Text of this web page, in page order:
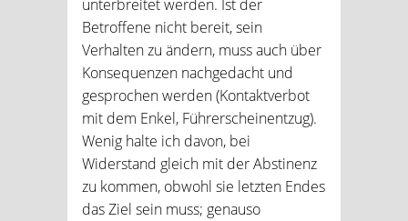
unterbreitet werden. Ist der
Betroffene nicht bereit, sein
Verhalten zu ändern, muss auch über
Konsequenzen nachgedacht und
gesprochen werden (Kontaktverbot
mit dem Enkel, Führerscheinentzug).
Wenig halte ich davon, bei
Widerstand gleich mit der Abstinenz
zu kommen, obwohl sie letzten Endes
das Ziel sein muss; genauso